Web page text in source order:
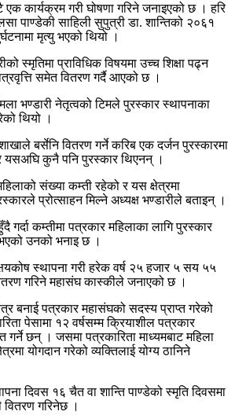
एक कार्यक्रम गरी घोषणा गरिने जनाइएको छ । हरि
पाण्डेकी साहिली सुपुत्री डा. शान्तिको २०६१
मृत्यु भएको थियो ।
स्मृतिमा प्राविधिक विषयमा उच्च शिक्षा पढ्न
समेत वितरण गर्दै आएको छ ।
भण्डारी नेतृत्वको टिमले पुरस्कार स्थापनाका
थियो ।
बर्सेनि वितरण गर्ने करिब एक दर्जन पुरस्कारमा
यसअघि कुनै पनि पुरस्कार थिएनन् ।
संख्या कम्ती रहेको र यस क्षेत्रमा
प्रोत्साहन मिल्ने अध्यक्ष भण्डारीले बताइन् ।
गर्दा कम्तीमा पत्रकार महिलाका लागि पुरस्कार
उनको भनाइ छ ।
स्थापना गरी हरेक वर्ष २५ हजार ५ सय ५५
गरिने महासंघ कास्कीले जनाएको छ ।
बनाई पत्रकार महासंघको सदस्य प्राप्त गरेको
पेसामा १२ वर्षसम्म क्रियाशील पत्रकार
गर्ने छन् । जसमा पत्रकारिता माध्यमबाट महिला
योगदान गरेको व्यक्तिलाई योग्य ठानिने
दिवस १६ चैत वा शान्ति पाण्डेको स्मृति दिवसमा
वितरण गरिनेछ ।